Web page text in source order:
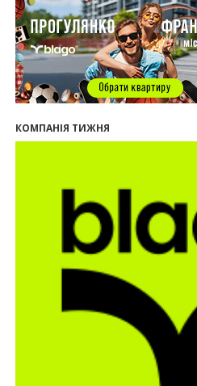
13:31
Спадщина не на часі. Чи
втрачати пам’ятки?
12:26
В Івано-Франківську
нового житлового масиву
фахівців ринку
для Івано-Франківська
Поліція затримала банду,
квартири у Києві та
млн гривень
Літо вигідних інвестицій:
приміщення зі знижками
Як вибрати кольори для
КОМПАНІЯ ТИЖНЯ